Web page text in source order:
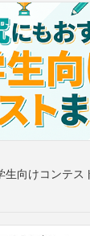
生向けコンテス